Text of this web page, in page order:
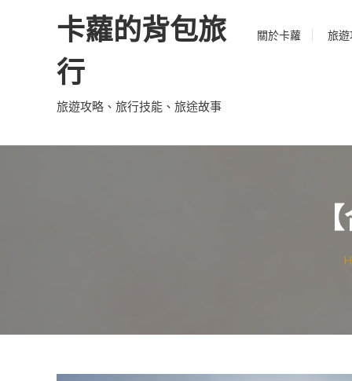
卡蘿的背包旅
行
旅遊攻略、旅行技能、旅途故事
關於卡蘿 旅遊